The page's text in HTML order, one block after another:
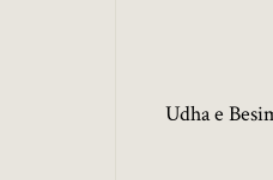
Udha e